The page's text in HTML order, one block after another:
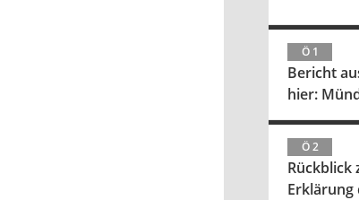
Ö 1
Bericht
hier:
Ö 2
Rückblick
Erklärung